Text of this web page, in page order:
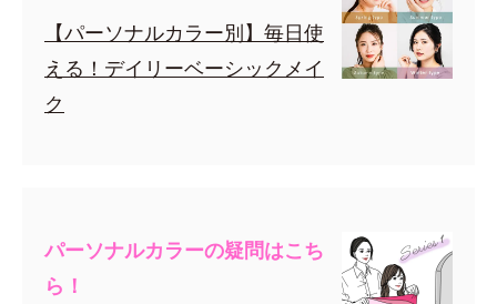
【パーソナルカラー別】毎日使
える！デイリーベーシックメイ
ク
パーソナルカラーの疑問はこち
ら！